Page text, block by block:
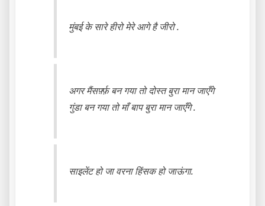
मुंबई के सारे हीरो मेरे आगे है जीरो .
अगर मैंसर्फ़्फ़ बन गया तो दोस्त बुरा मान जाएँगे
गुंडा बन गया तो माँ बाप बुरा मान जाएँगे .
साइलेंट हो जा वरना हिंसक हो जाऊंगा.